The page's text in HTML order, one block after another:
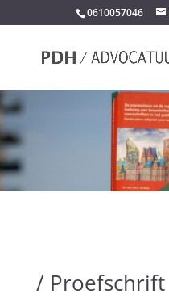
0610057046
/ Proefschrift